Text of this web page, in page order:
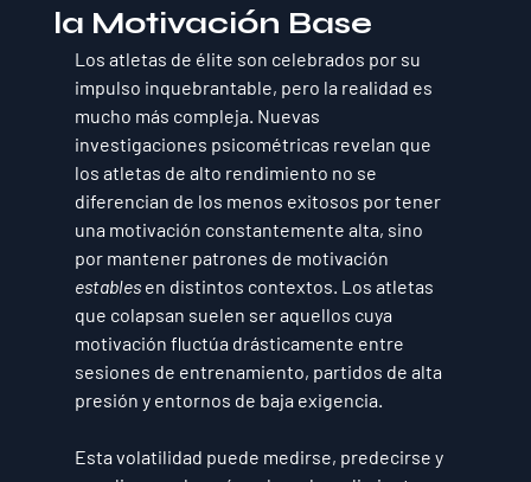
la Motivación Base
Los atletas de élite son celebrados por su
impulso inquebrantable, pero la realidad es
mucho más compleja. Nuevas
investigaciones psicométricas revelan que
los atletas de alto rendimiento no se
diferencian de los menos exitosos por tener
una motivación constantemente alta, sino
por mantener patrones de motivación
estables en distintos contextos. Los atletas
que colapsan suelen ser aquellos cuya
motivación fluctúa drásticamente entre
sesiones de entrenamiento, partidos de alta
presión y entornos de baja exigencia.
Esta volatilidad puede medirse, predecirse y